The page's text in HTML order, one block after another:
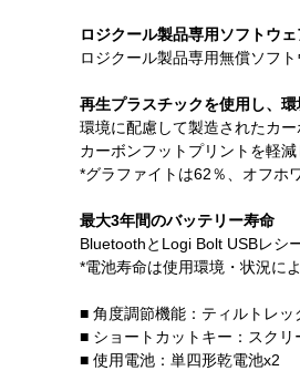
ロジクール製品専用ソフトウ
ロジクール製品専用無償ソフ
再生プラスチックを使用し、
環境に配慮して製造されたカ
カーボンフットプリントを軽減
*グラファイトは62％、オフホ
最大3年間のバッテリー寿命
BluetoothとLogi Bolt USBレシ
*電池寿命は使用環境・状況に
■ 角度調節機能：ティルトレッ
■ ショートカットキー：スク
■ 使用電池：単四形乾電池x2